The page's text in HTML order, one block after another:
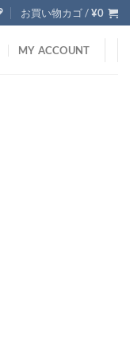
お買い物カゴ /¥0
MY ACCOUNT